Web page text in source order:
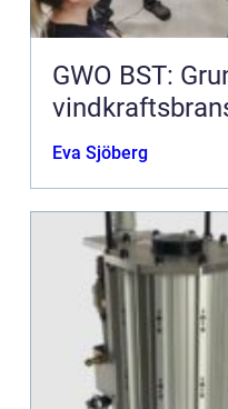
GWO BST:
Eva Sjöberg